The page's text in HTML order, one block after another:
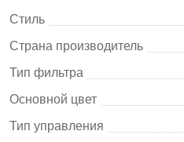
Стиль
Страна производитель
Тип фильтра
Основной цвет
Тип управления